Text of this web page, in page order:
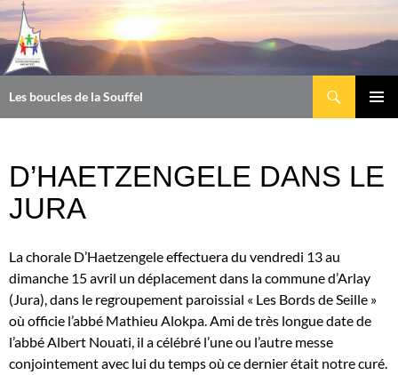
Aller
contenu
Les boucles de la Souffel
D’HAETZENGELE DANS LE
JURA
La chorale D’Haetzengele effectuera du vendredi 13 au
dimanche 15 avril un déplacement dans la commune d’Arlay
(Jura), dans le regroupement paroissial « Les Bords de Seille »
où officie l’abbé Mathieu Alokpa. Ami de très longue date de
l’abbé Albert Nouati, il a célébré l’une ou l’autre messe
conjointement avec lui du temps où ce dernier était notre curé.